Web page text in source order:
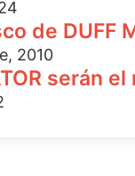
de DUFF
2010
serán